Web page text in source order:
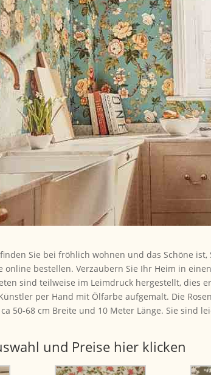
Sie bei fröhlich wohnen und das Schöne ist,
online bestellen. Verzaubern Sie Ihr Heim in
sind teilweise im Leimdruck hergestellt, dies
per Hand mit Ölfarbe aufgemalt. Die
50-68 cm Breite und 10 Meter Länge. Sie sind
und Preise hier klicken